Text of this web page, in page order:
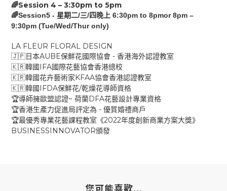
🌈Session 4 – 3:30pm to 5pm
🌈Session5 - 星期二/三/四晚上 6:30pm to 8pmor 8pm –
9:30pm (Tue/Wed/Thur only)
LA FLEUR FLORAL DESIGN
🇯🇵 日本AUBE保鮮花國際協會 - 香港海外認證教室
🇰🇷韓國 IFA國際花藝協會香港總校
🇰🇷韓國花卉藝術家 KFAA協會香港認證教室
🇰🇷韓國 IFDA保鮮花/乾燥花導師資格
🏆導師擁歐盟認證~ 荷蘭 DFA花藝設計專業資格
🏆香港生產力促進局評定為 - 優質婚禮商戶
🏆最優秀專業花藝課程教室《2022年度創新商業方案大獎》
BUSINESSINNOVATOR頒發